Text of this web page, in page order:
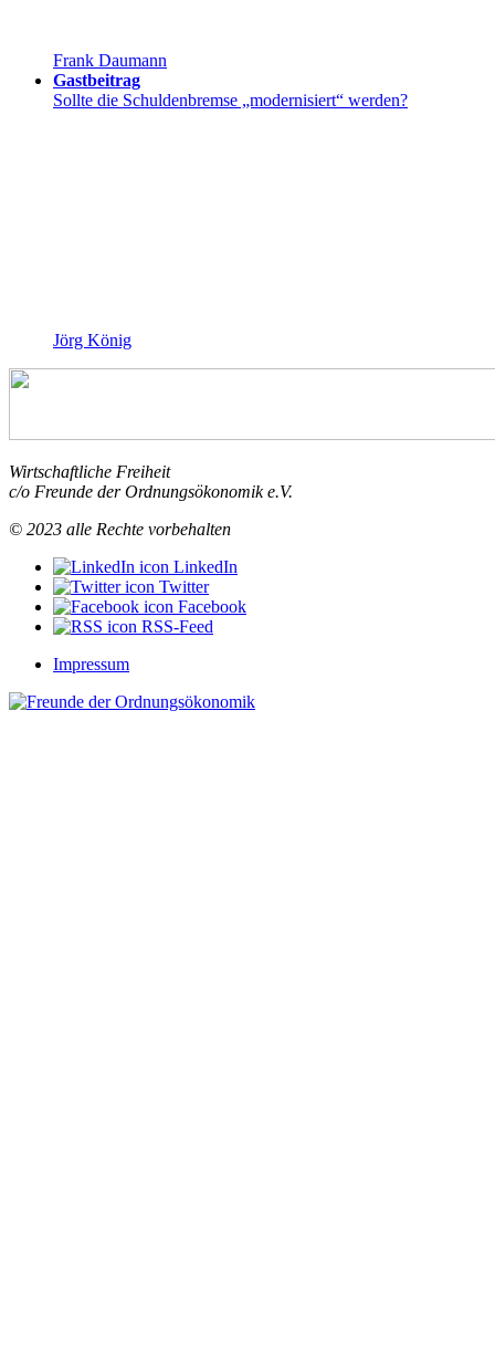
Frank Daumann
Gastbeitrag
Sollte die Schuldenbremse „modernisiert“ werden?
Jörg König
Wirtschaftliche Freiheit
c/o Freunde der Ordnungsökonomik e.V.
© 2023 alle Rechte vorbehalten
LinkedIn
Twitter
Facebook
RSS-Feed
Impressum